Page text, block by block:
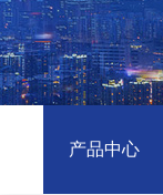
产品中心